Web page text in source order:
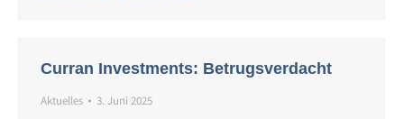
Curran Investments: Betrugsverdacht
Aktuelles 3. Juni 2025